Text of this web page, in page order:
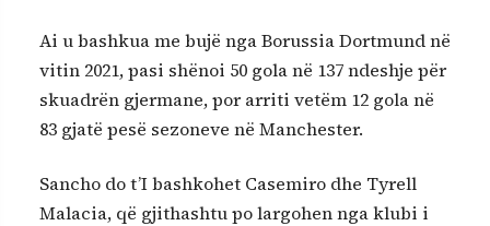
Ai u bashkua me bujë nga Borussia Dortmund në
vitin 2021, pasi shënoi 50 gola në 137 ndeshje për
skuadrën gjermane, por arriti vetëm 12 gola në
83 gjatë pesë sezoneve në Manchester.
Sancho do t’I bashkohet Casemiro dhe Tyrell
Malacia, që gjithashtu po largohen nga klubi i